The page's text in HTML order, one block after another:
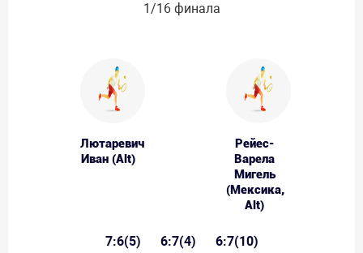
1/16 финала
Лютаревич
Иван (Alt)
Рейес-
Варела
Мигель
(Мексика,
Alt)
7:6(5) 6:7(4) 6:7(10)